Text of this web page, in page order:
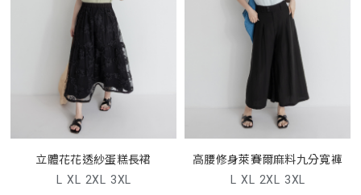
立體花花透紗蛋糕長裙
L XL 2XL 3XL
高腰修身萊賽爾麻料九分寬褲
L XL 2XL 3XL